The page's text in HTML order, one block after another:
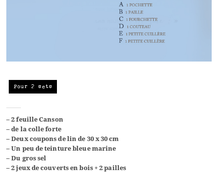
Pour 2 sets
– 2 feuille Canson
– de la colle forte
– Deux coupons de lin de 30 x 30 cm
– Un peu de teinture bleue marine
– Du gros sel
– 2 jeux de couverts en bois + 2 pailles